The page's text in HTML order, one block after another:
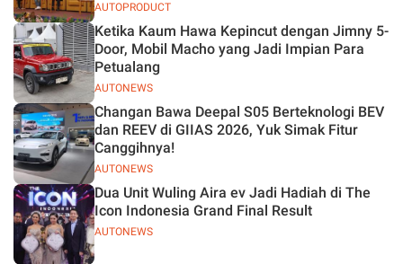
AUTOPRODUCT
AUTONEWS
Ketika Kaum Hawa Kepincut dengan Jimny 5-
Door, Mobil Macho yang Jadi Impian Para
Petualang
AUTONEWS
Changan Bawa Deepal S05 Berteknologi BEV
dan REEV di GIIAS 2026, Yuk Simak Fitur
Canggihnya!
AUTONEWS
Dua Unit Wuling Aira ev Jadi Hadiah di The
Icon Indonesia Grand Final Result